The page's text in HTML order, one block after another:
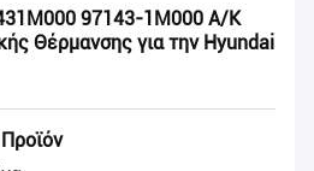
97143-1M000 Α/Κ
Θέρμανσης για την Hyundai